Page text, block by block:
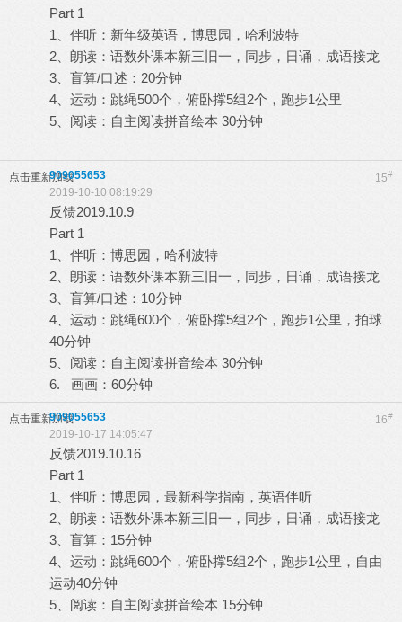
Part 1
1、伴听：新年级英语，博思园，哈利波特
2、朗读：语数外课本新三旧一，同步，日诵，成语接龙
3、盲算/口述：20分钟
4、运动：跳绳500个，俯卧撑5组2个，跑步1公里
5、阅读：自主阅读拼音绘本 30分钟
点击重新加载 15#
909055653
2019-10-10 08:19:29
反馈2019.10.9
Part 1
1、伴听：博思园，哈利波特
2、朗读：语数外课本新三旧一，同步，日诵，成语接龙
3、盲算/口述：10分钟
4、运动：跳绳600个，俯卧撑5组2个，跑步1公里，拍球
40分钟
5、阅读：自主阅读拼音绘本 30分钟
6. 画画：60分钟
点击重新加载 16#
909055653
2019-10-17 14:05:47
反馈2019.10.16
Part 1
1、伴听：博思园，最新科学指南，英语伴听
2、朗读：语数外课本新三旧一，同步，日诵，成语接龙
3、盲算：15分钟
4、运动：跳绳600个，俯卧撑5组2个，跑步1公里，自由
运动40分钟
5、阅读：自主阅读拼音绘本 15分钟